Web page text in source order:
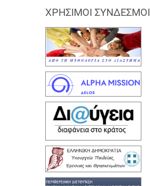
ΧΡΉΣΙΜΟΙ ΣΎΝΔΕΣΜΟΙ